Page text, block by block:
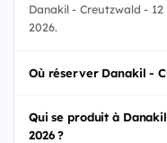
Danakil - Creutzwald -
2026.
Où réserver Danakil -
Qui se produit à
2026 ?